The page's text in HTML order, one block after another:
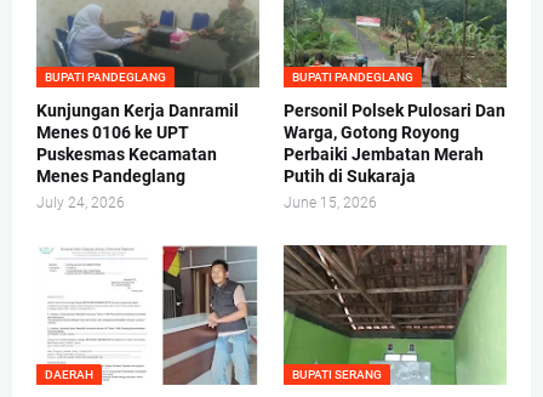
BUPATI PANDEGLANG
Kunjungan Kerja Danramil
Menes 0106 ke UPT
Puskesmas Kecamatan
Menes Pandeglang
July 24, 2026
BUPATI PANDEGLANG
Personil Polsek Pulosari Dan
Warga, Gotong Royong
Perbaiki Jembatan Merah
Putih di Sukaraja
June 15, 2026
DAERAH BUPATI SERANG